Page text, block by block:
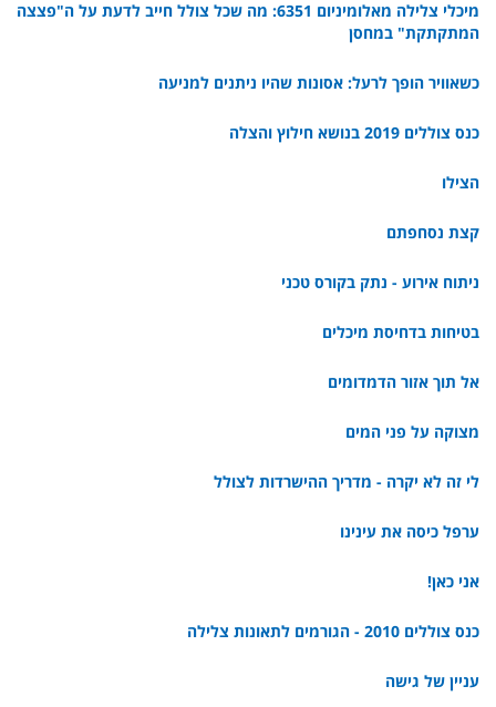
מיכלי צלילה מאלומיניום 6351: מה שכל צולל חייב לדעת על ה"פצצה
המתקתקת" במחסן
כשאוויר הופך לרעל: אסונות שהיו ניתנים למניעה
כנס צוללים 2019 בנושא חילוץ והצלה
הצילו
קצת נסחפתם
ניתוח אירוע - נתק בקורס טכני
בטיחות בדחיסת מיכלים
אל תוך אזור הדמדומים
מצוקה על פני המים
לי זה לא יקרה - מדריך ההישרדות לצולל
ערפל כיסה את עינינו
אני כאן!
כנס צוללים 2010 - הגורמים לתאונות צלילה
עניין של גישה